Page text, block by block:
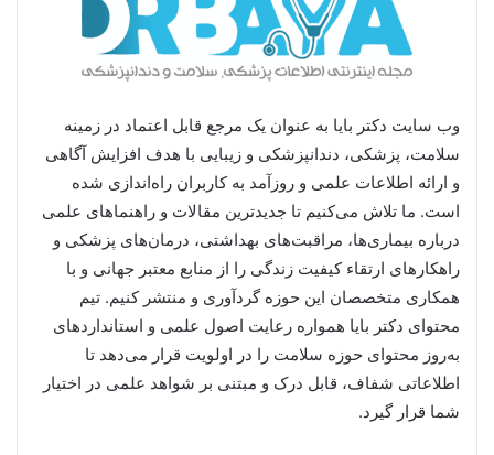
وب سایت دکتر بایا به عنوان یک مرجع قابل اعتماد در زمینه
سلامت، پزشکی، دندانپزشکی و زیبایی با هدف افزایش آگاهی
و ارائه اطلاعات علمی و روزآمد به کاربران راه‌اندازی شده
است. ما تلاش می‌کنیم تا جدیدترین مقالات و راهنماهای علمی
درباره بیماری‌ها، مراقبت‌های بهداشتی، درمان‌های پزشکی و
راهکارهای ارتقاء کیفیت زندگی را از منابع معتبر جهانی و با
همکاری متخصصان این حوزه گردآوری و منتشر کنیم. تیم
محتوای دکتر بایا همواره رعایت اصول علمی و استانداردهای
به‌روز محتوای حوزه سلامت را در اولویت قرار می‌دهد تا
اطلاعاتی شفاف، قابل درک و مبتنی بر شواهد علمی در اختیار
شما قرار گیرد.